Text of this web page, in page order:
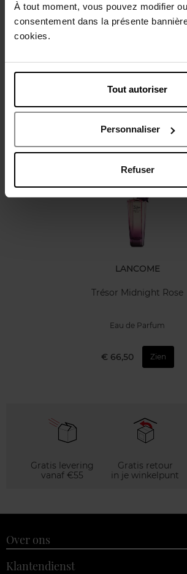
À tout moment, vous pouvez modifier
consentement dans la présente
cookies.
Tout autoriser
Personnaliser
Refuser
Gebruiksadvies
Karakteristieken
Review
Nog iets vergeten
LANCOME
Trésor Midnight Rose
Eau de Parfum
€ 66,50 Zien
Gratis levering
vanaf €55
Gratis retour
in je winkelpunt
Over ons
Klantendienst